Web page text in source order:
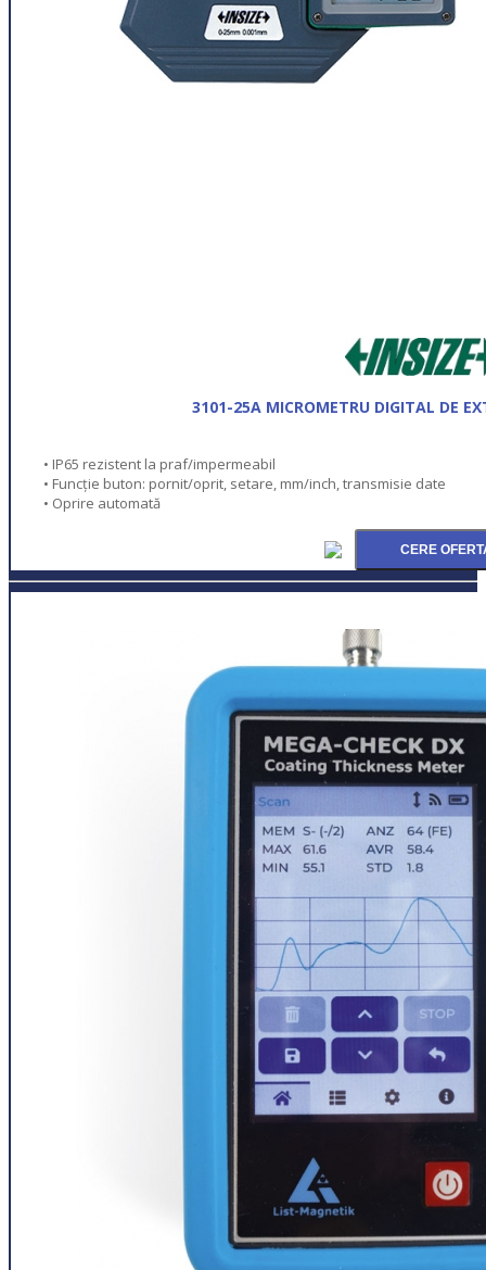
3101-25A MICROMETRU DIGITAL DE
• IP65 rezistent la praf/impermeabil
• Funcție buton: pornit/oprit, setare, mm/inch, transmisie date
• Oprire automată